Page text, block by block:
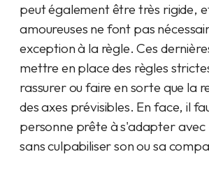
peut également être très rigide,
amoureuses ne font pas
exception à la règle. Ces
mettre en place des règles
rassurer ou faire en sorte que la
des axes prévisibles. En face, il
personne prête à s'adapter avec
sans culpabiliser son ou sa